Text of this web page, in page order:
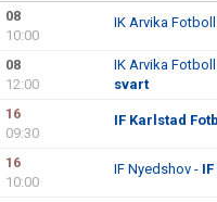
08
10:00
IK Arvika
08
12:00
IK Arvika
svart
16
09:30
IF Karlstad
16
10:00
IF Nyedshov -